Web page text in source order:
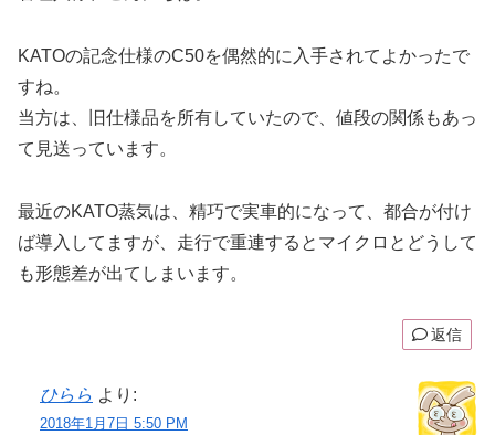
KATOの記念仕様のC50を偶然的に入手されてよかったで
すね。
当方は、旧仕様品を所有していたので、値段の関係もあっ
て見送っています。
最近のKATO蒸気は、精巧で実車的になって、都合が付け
ば導入してますが、走行で重連するとマイクロとどうして
も形態差が出てしまいます。
返信
ひらら より:
2018年1月7日 5:50 PM